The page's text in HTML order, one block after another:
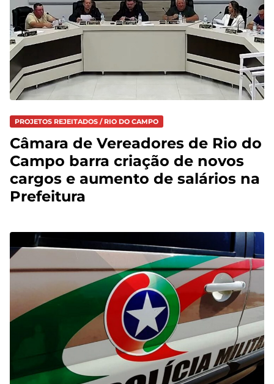
PROJETOS REJEITADOS / RIO DO CAMPO
Câmara de Vereadores de Rio do
Campo barra criação de novos
cargos e aumento de salários na
Prefeitura